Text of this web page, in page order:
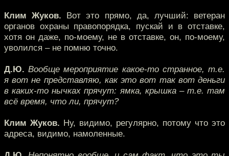
Клим Жуков. Вот это прямо, да, лучший: ветеран
органов охраны правопорядка, пускай и в отставке,
хотя он даже, по-моему, не в отставке, он, по-моему,
уволился – не помню точно.
Д.Ю. Вообще мероприятие какое-то странное, т.е.
я вот не представляю, как это вот так вот деньги
в каких-то нычках прячут: ямка, крышка – т.е. там
всё время, что ли, прячут?
Клим Жуков. Ну, видимо, регулярно, потому что это
адреса, видимо, намоленные.